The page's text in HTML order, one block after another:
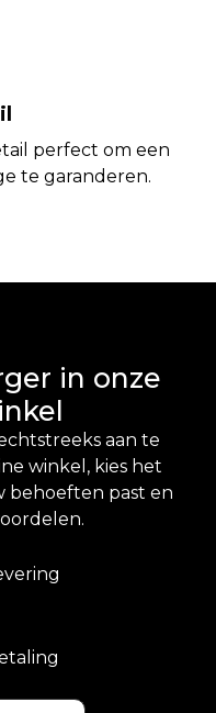
perfect om een
te garanderen.
in onze
aan te
winkel, kies het
behoeften past en